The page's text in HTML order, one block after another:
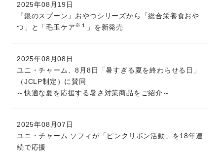
2025年08月19日
『銀のスプーン』おやつシリーズから「総合栄養食おや
つ」と「毛玉ケア※１ 」を新発売
2025年08月08日
ユニ・チャーム、8月8日「暑すぎる夏を終わらせる日」
（JCLP制定）に賛同
～快適な夏を応援する暑さ対策商品をご紹介～
2025年08月07日
ユニ・チャーム ソフィが「ピンクリボン活動」を18年連
続で応援